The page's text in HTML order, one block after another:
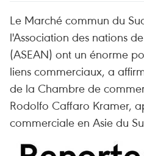
Le Marché commun du
l'Association des nations
(ASEAN) ont un énorme
liens commerciaux, a
de la Chambre de
Rodolfo Caffaro Kramer,
commerciale en Asie du